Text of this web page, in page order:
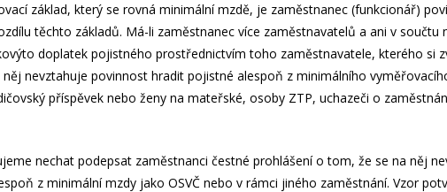
základ, který se rovná minimální mzdě, je zaměstnanec (funkcionář)
těchto základů. Má-li zaměstnanec více zaměstnavatelů a ani v
doplatek pojistného prostřednictvím toho zaměstnavatele, kterého si
nevztahuje povinnost hradit pojistné alespoň z minimálního
příspěvek nebo ženy na mateřské, osoby ZTP, uchazeči o
nechat podepsat zaměstnanci čestné prohlášení o tom, že se na něj
z minimální mzdy jako OSVČ nebo v rámci jiného zaměstnání. Vzor